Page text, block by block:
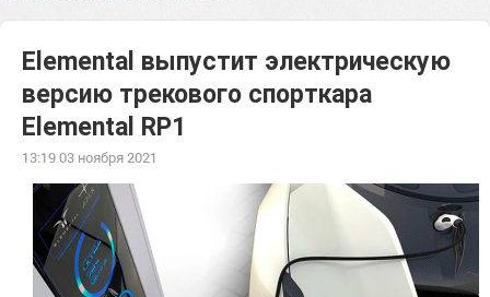
Elemental выпустит электрическую
версию трекового спорткара
Elemental RP1
13:19 03 ноября 2021